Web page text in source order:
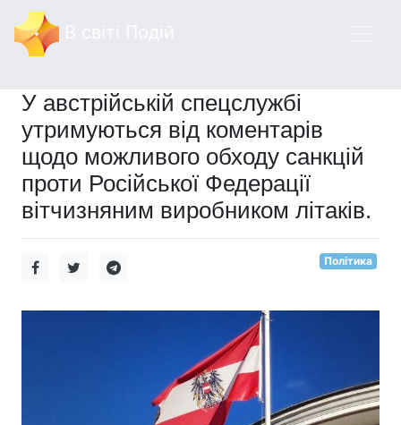
У австрійській спецслужбі
утримуються від коментарів
щодо можливого обходу санкцій
проти Російської Федерації
вітчизняним виробником літаків.
Політика